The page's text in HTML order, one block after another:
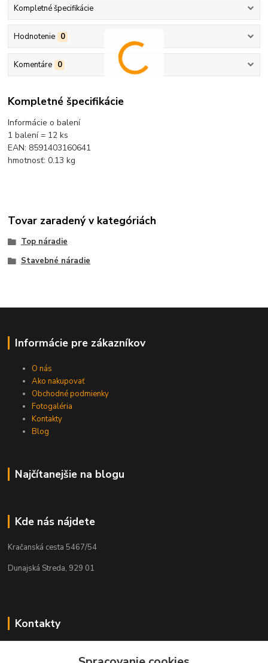
Kompletné špecifikácie
Hodnotenie 0
Komentáre 0
Kompletné špecifikácie
Informácie o balení
1 balení = 12 ks
EAN: 8591403160641
hmotnosť: 0.13 kg
Tovar zaradený v kategóriách
Top náradie
Stavebné náradie
Informácie pre zákazníkov
O nás
Ako nakupovať
Obchodné podmienky
Fotogaléria
Kontakty
Blog
Najčítanejšie na blogu
Kde nás nájdete
Kračanská cesta 5467/54
Dunajská Streda, 929 01
Kontakty